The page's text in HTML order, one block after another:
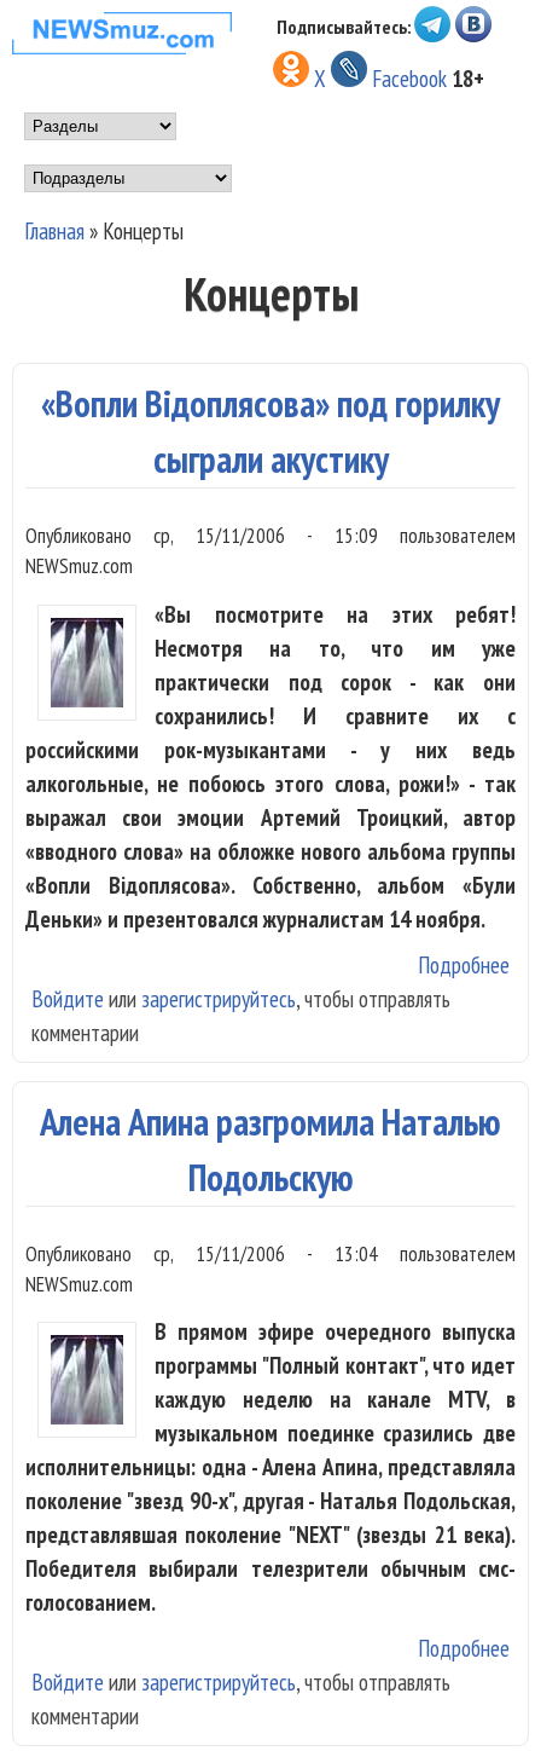
Перейти к основному
содержанию
НОВОСТИ
МУЗЫКИ И
ШОУ БИЗНЕСА
NEWSMUZ.COM
Подписывайтесь:
X Facebook 18+
Main menu
Подразделы
Главная» Концерты
Концерты
«Вопли Вiдоплясова» под горилку
сыграли акустику
Опубликованоср, 15/11/2006 - 15:09 пользователем
NEWSmuz.com
«Вы посмотрите на этих ребят!
Несмотря на то, что им уже
практически под сорок - как они
сохранились! И сравните их с
российскими рок-музыкантами - у них ведь
алкогольные, не побоюсь этого слова, рожи!» - так
выражал свои эмоции Артемий Троицкий, автор
«вводного слова» на обложке нового альбома группы
«Вопли Вiдоплясова». Собственно, альбом «Були
Деньки» и презентовался журналистам 14 ноября.
Подробнее
Войдите или зарегистрируйтесь, чтобы отправлять
комментарии
Алена Апина разгромила Наталью
Подольскую
Опубликованоср, 15/11/2006 - 13:04пользователем
NEWSmuz.com
В прямом эфире очередного выпуска
программы "Полный контакт", что идет
каждую неделю на канале MTV, в
музыкальном поединке сразились две
исполнительницы: одна - Алена Апина, представляла
поколение "звезд 90-х", другая - Наталья Подольская,
представлявшая поколение "NEXT" (звезды 21 века).
Победителя выбирали телезрители обычным смс-
голосованием.
Подробнее
Войдите или зарегистрируйтесь, чтобы отправлять
комментарии